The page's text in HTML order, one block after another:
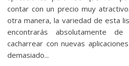
contar con un precio muy
otra manera, la variedad de esta
encontrarás absolutamente
cacharrear con nuevas
demasiado...